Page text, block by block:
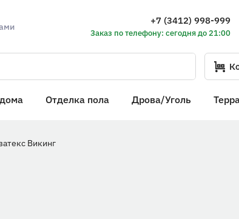
+7 (3412) 998-999
Заказ по телефону: сегодня до 21:00
Отделка пола Дрова/Уголь
Викинг